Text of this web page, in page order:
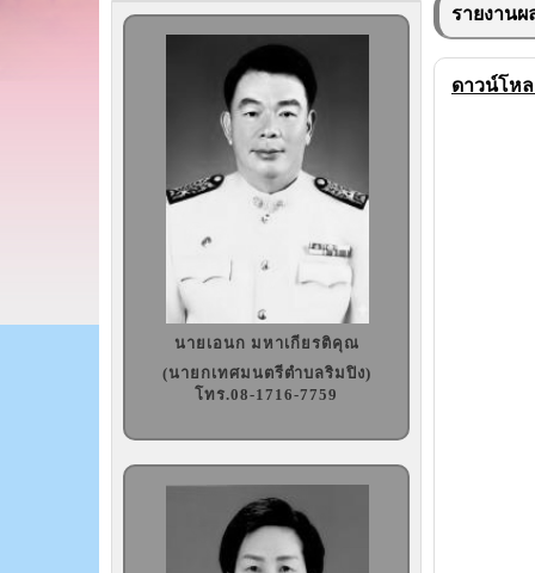
นายเอนก มหาเกียรติคุณ
(นายกเทศมนตรีตำบลริมปิง)
โทร.08-1716-7759
รายงาน
ดาวน์โห